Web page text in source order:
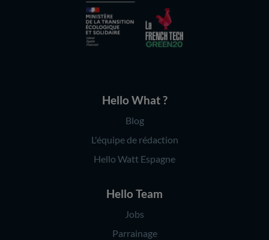
Hello What ?
Blog
L'équipe de rédaction
Hello Watt Espagne
Hello Team
Jobs
Parrainage